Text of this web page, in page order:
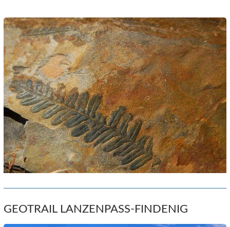
GEOTRAIL LANZENPASS-FINDENIG